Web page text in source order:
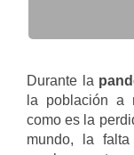
Durante la
la población a
como es la
mundo, la